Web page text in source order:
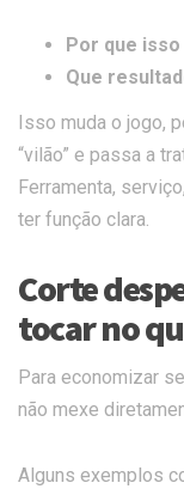
Por que
Que
Isso muda o jogo,
“vilão” e passa a
Ferramenta,
ter função clara.
Corte
tocar no
Para economizar
não mexe
Alguns exemplos